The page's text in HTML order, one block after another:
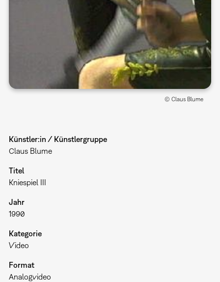
© Claus Blume
Künstler:in / Künstlergruppe
Claus Blume
Titel
Kniespiel III
Jahr
1990
Kategorie
Video
Format
Analogvideo